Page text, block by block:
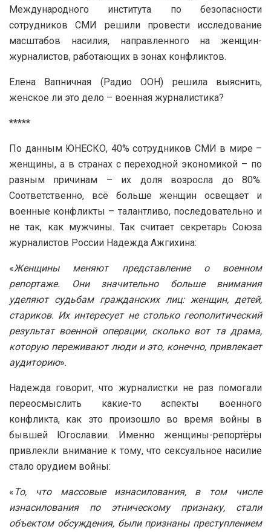
Международного института по безопасности
сотрудников СМИ решили провести исследование
масштабов насилия, направленного на женщин-
журналистов, работающих в зонах конфликтов.
Елена Вапничная (Радио ООН) решила выяснить,
женское ли это дело – военная журналистика?
*****
По данным ЮНЕСКО, 40% сотрудников СМИ в мире –
женщины, а в странах с переходной экономикой – по
разным причинам – их доля возросла до 80%.
Соответственно, всё больше женщин освещает и
военные конфликты – талантливо, последовательно и
не так, как мужчины. Так считает секретарь Союза
журналистов России Надежда Ажгихина:
«Женщины меняют представление о военном
репортаже. Они значительно больше внимания
уделяют судьбам гражданских лиц: женщин, детей,
стариков. Их интересует не столько геополитический
результат военной операции, сколько вот та драма,
которую переживают люди и это, конечно, привлекает
аудиторию».
Надежда говорит, что журналистки не раз помогали
переосмыслить какие-то аспекты военного
конфликта, как это произошло во время войны в
бывшей Югославии. Именно женщины-репортёры
привлекли внимание к тому, что сексуальное насилие
стало орудием войны:
« То, что массовые изнасилования, в том числе
изнасилования по этническому признаку, стали
объектом обсуждения, были признаны преступлением